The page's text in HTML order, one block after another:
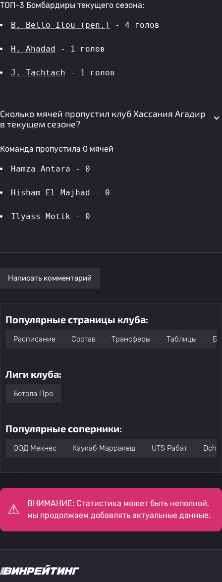
ТОП-3 Бомбардиры текущего сезона:
B. Bello Ilou (pen.) - 4 голов
H. Ahadad - 1 голов
J. Tachtach - 1 голов
Сколько мячей пропустил клуб Хассания Агадир
в текущем сезоне?
Команда пропустила 0 мячей
Hamza Antara - 0
Hisham El Majhad - 0
Ilyass Motik - 0
Написать комментарий
Популярные страницы клуба:
Расписание Состав Трансферы Таблицы
Лиги клуба:
Ботола Про
Популярные соперники:
ООД Мекнес Каукаб Марракеш UTS Рабат
ВНИМАНИЕ: Статистика может быть неполной,
мы продолжаем добавлять актуальные данные.